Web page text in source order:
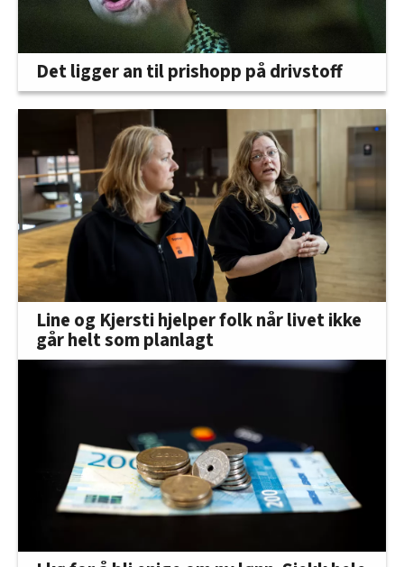
Det ligger an til prishopp på drivstoff
Line og Kjersti hjelper folk når livet ikke
går helt som planlagt